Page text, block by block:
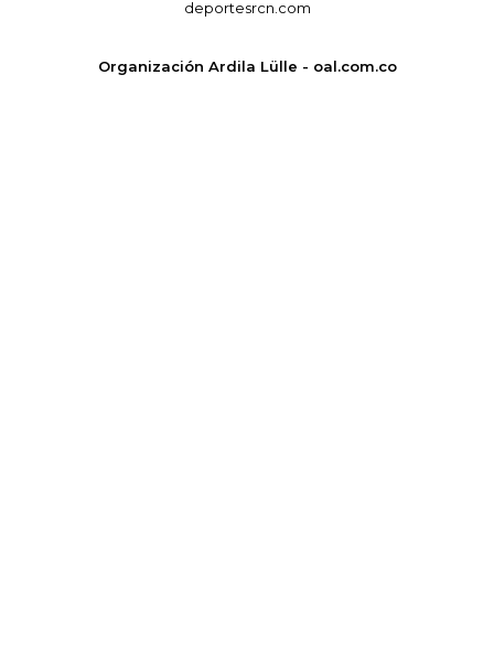
deportesrcn.com
Organización Ardila Lülle - oal.com.co